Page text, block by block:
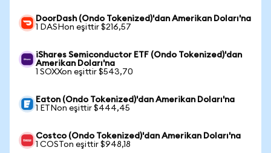
DoorDash (Ondo Tokenized)'dan Amerikan Doları'na
1 DASHon eşittir $216,57
iShares Semiconductor ETF (Ondo Tokenized)'dan
Amerikan Doları'na
1 SOXXon eşittir $543,70
Eaton (Ondo Tokenized)'dan Amerikan Doları'na
1 ETNon eşittir $444,45
Costco (Ondo Tokenized)'dan Amerikan Doları'na
1 COSTon eşittir $948,18